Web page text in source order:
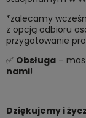
*zalecamy
z opcją odbioru
przygotowanie
✅ Obsługa –
nami!
Dziękujemy i